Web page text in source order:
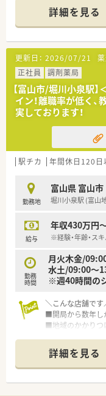
■富山市内では珍
駅 (富山地鉄市内
での通勤も可能で
■内科・皮膚科の
ックとの関係性
■枚数は約80～90
人あたりの枚数
■～18時までの開
に過ごせます♪
＜経験は不問です！
未経験・ブラン
制度も非常に整
詳細を見る
更新日： 2026/07/21
正社員
調剤薬局
【富山市/堀川小泉駅
イン！離職率が低く
実しております！
駅チカ 年間休日120日
勤務地
富山県 富山市
堀川小泉駅 (富山
給与
年収430万円
※経験・年齢・ス
勤務
時間
月火木金/
水土/09:00～
※週40時間の
＼こんな店舗です
■開局から数年し
■地域のかかりつ
■整形外科の処方
＼こんな法人です
◎地域医療に貢献
詳細を見る